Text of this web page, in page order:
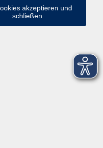
akzeptieren und
schließen